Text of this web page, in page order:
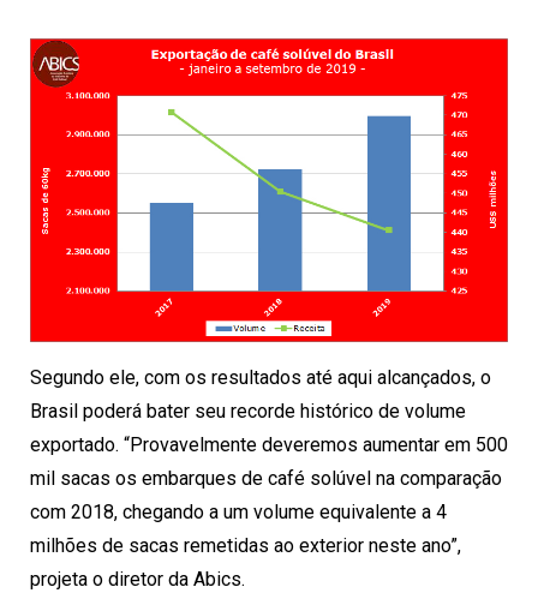
Segundo ele, com os resultados até aqui alcançados, o
Brasil poderá bater seu recorde histórico de volume
exportado. “Provavelmente deveremos aumentar em 500
mil sacas os embarques de café solúvel na comparação
com 2018, chegando a um volume equivalente a 4
milhões de sacas remetidas ao exterior neste ano”,
projeta o diretor da Abics.